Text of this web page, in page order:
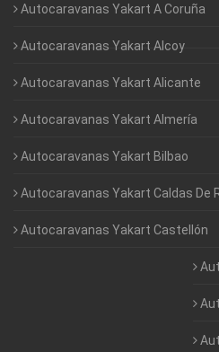
Autocaravanas Yakart A Coruña
Autocaravanas Yakart Alcoy
Autocaravanas Yakart Alicante
Autocaravanas Yakart Almería
Autocaravanas Yakart Bilbao
Autocaravanas Yakart Caldas De
Autocaravanas Yakart Castellón